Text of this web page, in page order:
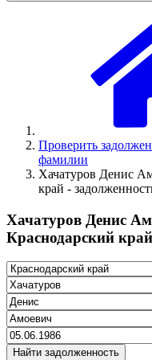
Проверить
фамилии
Хачатуров Денис
край -
Хачатуров Денис
Краснодарский
Найти задолженность